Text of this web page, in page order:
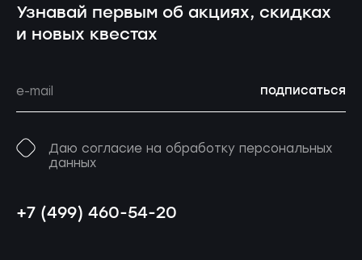
Узнавай первым об акциях, скидках
и новых квестах
подписаться
Даю согласие на обработку персональных
данных
+7 (499) 460-54-20